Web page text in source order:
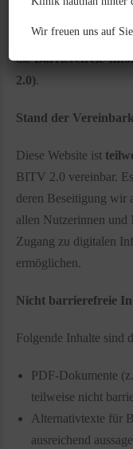
das
dieBarrierefreie-
2.0).
Stand der
Diese Website ist
BITV 2.0 vereinbar.
deren Beseitigung wir
allen Nutzerinnen und
Zugang zu digitalen
ermöglichen.
Nicht barrierefreie
Folgende Inhalte sind
PDF-Dokumente
teilweise nicht
Alternativtexte für
ausreichend
Wir freuen uns auf